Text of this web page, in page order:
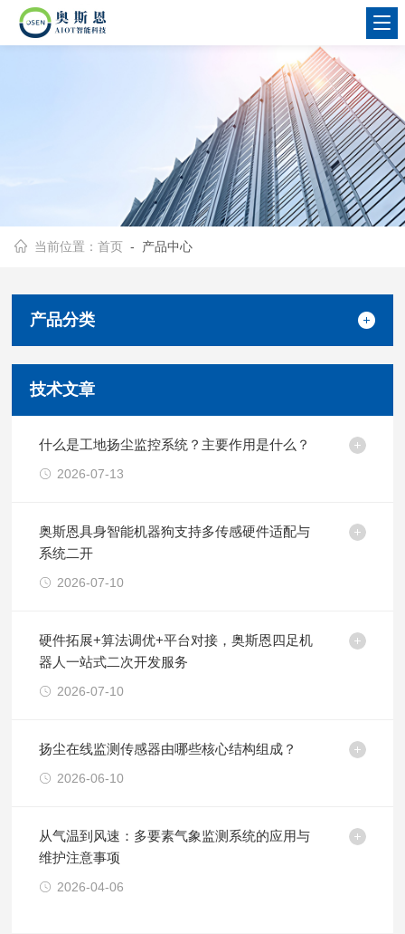
当前位置：首页 - 产品中心
产品分类
技术文章
什么是工地扬尘监控系统？主要作用是什么？
2026-07-13
奥斯恩具身智能机器狗支持多传感硬件适配与
系统二开
2026-07-10
硬件拓展+算法调优+平台对接，奥斯恩四足机
器人一站式二次开发服务
2026-07-10
扬尘在线监测传感器由哪些核心结构组成？
2026-06-10
从气温到风速：多要素气象监测系统的应用与
维护注意事项
2026-04-06